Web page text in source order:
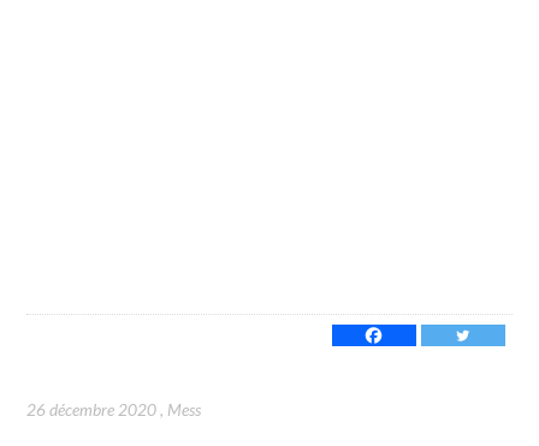
26 décembre 2020, Mess